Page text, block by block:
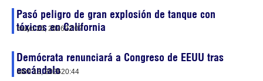
Pasó peligro de gran explosión de tanque con
tóxicos en California
mayo 25, 202622:07
Demócrata renunciará a Congreso de EEUU tras
escándalo
abril 13, 202620:44